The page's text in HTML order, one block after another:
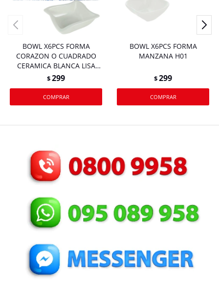
BOWL X6PCS FORMA
CORAZON O CUADRADO
CERAMICA BLANCA LISA
PEQUEÑO CAJA H03
$299
BOWL X6PCS FORMA
MANZANA H01
$299